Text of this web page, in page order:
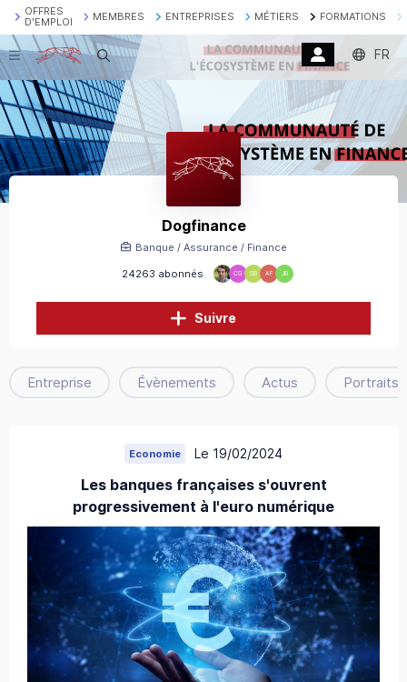
OFFRES
D'EMPLOI
MEMBRES ENTREPRISES MÉTIERS FORMATIONS
Recherche FR
Dogfinance
24263 abonnés CG SB AF JB
Banque / Assurance / Finance
Suivre
Entreprise Évènements Actus Portraits
Economie Le 19/02/2024
Les banques françaises s'ouvrent
progressivement à l'euro numérique